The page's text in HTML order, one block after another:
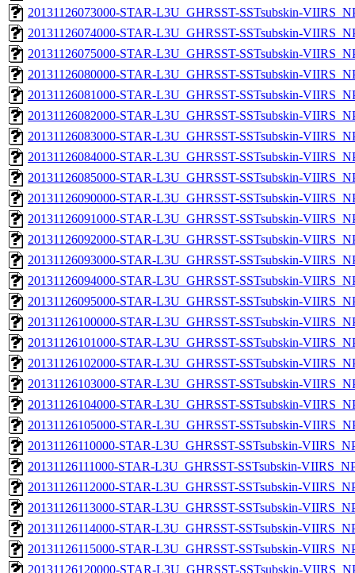
20131126073000-STAR-L3U_GHRSST-SSTsubskin-
20131126074000-STAR-L3U_GHRSST-SSTsubskin-
20131126075000-STAR-L3U_GHRSST-SSTsubskin-
20131126080000-STAR-L3U_GHRSST-SSTsubskin-
20131126081000-STAR-L3U_GHRSST-SSTsubskin-
20131126082000-STAR-L3U_GHRSST-SSTsubskin-
20131126083000-STAR-L3U_GHRSST-SSTsubskin-
20131126084000-STAR-L3U_GHRSST-SSTsubskin-
20131126085000-STAR-L3U_GHRSST-SSTsubskin-
20131126090000-STAR-L3U_GHRSST-SSTsubskin-
20131126091000-STAR-L3U_GHRSST-SSTsubskin-
20131126092000-STAR-L3U_GHRSST-SSTsubskin-
20131126093000-STAR-L3U_GHRSST-SSTsubskin-
20131126094000-STAR-L3U_GHRSST-SSTsubskin-
20131126095000-STAR-L3U_GHRSST-SSTsubskin-
20131126100000-STAR-L3U_GHRSST-SSTsubskin-
20131126101000-STAR-L3U_GHRSST-SSTsubskin-
20131126102000-STAR-L3U_GHRSST-SSTsubskin-
20131126103000-STAR-L3U_GHRSST-SSTsubskin-
20131126104000-STAR-L3U_GHRSST-SSTsubskin-
20131126105000-STAR-L3U_GHRSST-SSTsubskin-
20131126110000-STAR-L3U_GHRSST-SSTsubskin-
20131126111000-STAR-L3U_GHRSST-SSTsubskin-
20131126112000-STAR-L3U_GHRSST-SSTsubskin-
20131126113000-STAR-L3U_GHRSST-SSTsubskin-
20131126114000-STAR-L3U_GHRSST-SSTsubskin-
20131126115000-STAR-L3U_GHRSST-SSTsubskin-
20131126120000-STAR-L3U_GHRSST-SSTsubskin-